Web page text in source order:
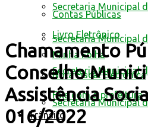
Contas Públicas
Livro Eletrônico
Minha Folha
Nota Fiscal Eletrônica
Fale com a prefeitura
Trânsito
Secretaria Municipal
Secretaria Municipal
Secretaria Municipal
Secretaria Municipal
Chamamento
Conselho
Assistência
016/2022